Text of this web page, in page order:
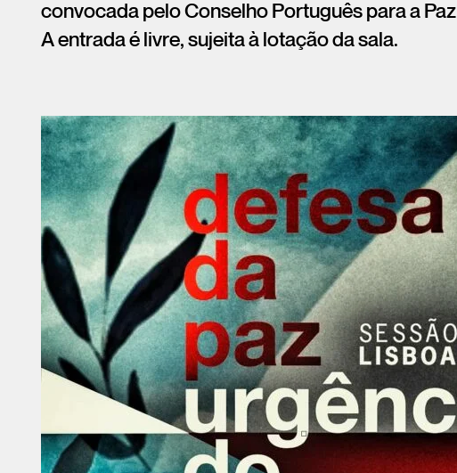
convocada pelo Conselho Português para a
A entrada é livre, sujeita à lotação da sala.